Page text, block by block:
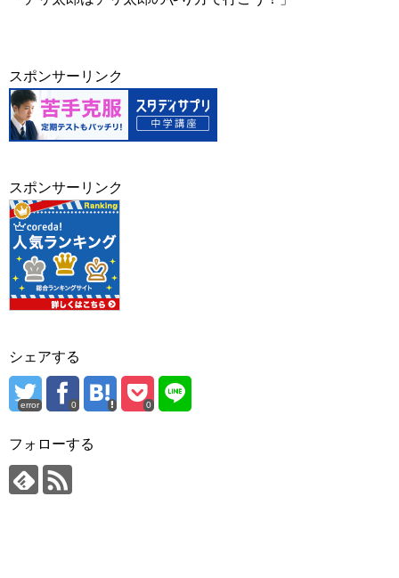
スポンサーリンク
スポンサーリンク
シェアする
error 0 0
フォローする